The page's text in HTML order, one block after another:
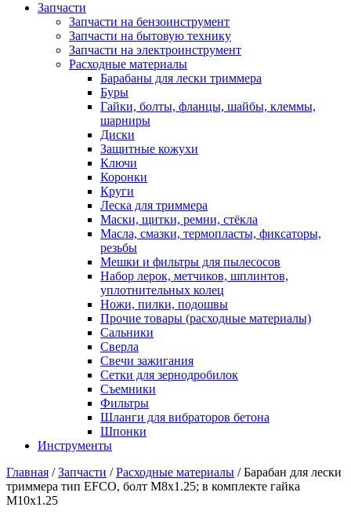
Запчасти
Запчасти на бензоинструмент
Запчасти на бытовую технику
Запчасти на электроинструмент
Расходные материалы
Барабаны для лески триммера
Буры
Гайки, болты, фланцы, шайбы, клеммы,
шарниры
Диски
Защитные кожухи
Ключи
Коронки
Круги
Леска для триммера
Маски, щитки, ремни, стёкла
Масла, смазки, термопласты, фиксаторы,
резьбы
Мешки и фильтры для пылесосов
Набор лерок, метчиков, шплинтов,
уплотнительных колец
Ножи, пилки, подошвы
Прочие товары (расходные материалы)
Сальники
Сверла
Свечи зажигания
Сетки для зернодробилок
Съемники
Фильтры
Шланги для вибраторов бетона
Шпонки
Инструменты
Главная /Запчасти /Расходные материалы / Барабан для лески
триммера тип EFCO, болт М8х1.25; в комплекте гайка
М10х1.25